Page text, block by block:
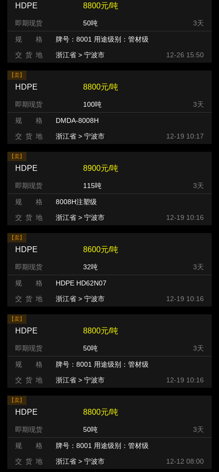
HDPE 8800元/吨
即期现货 50吨 3天
规 格
牌号：8001 用途级别：管材级
交 货 地
浙江省 > 宁波市 12-26 15:50
【卖】
HDPE 8800元/吨
即期现货 100吨 3天
规 格
DMDA-8008H
交 货 地
浙江省 > 宁波市 12-19 10:17
【卖】
HDPE 8900元/吨
即期现货 115吨 3天
规 格
8008H注塑级
交 货 地
浙江省 > 宁波市 12-19 10:16
【卖】
HDPE 8600元/吨
即期现货 32吨 3天
规 格
HDPE HD62N07
交 货 地
浙江省 > 宁波市 12-19 10:16
【卖】
HDPE 8800元/吨
即期现货 50吨 3天
规 格
牌号：8001 用途级别：管材级
交 货 地
浙江省 > 宁波市 12-19 10:16
【卖】
HDPE 8800元/吨
即期现货 50吨 3天
规 格
牌号：8001 用途级别：管材级
交 货 地
浙江省 > 宁波市 12-12 08:00